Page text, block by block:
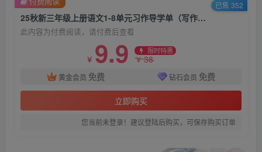
25秋新三年级上册语文1-8单元习作导学单（写作框架及范文）
此内容为付费阅读，请付费后查看
￥ 9.9 限时特惠
￥38
黄金会员 免费 钻石会员 免费
立即购买
您当前未登录！建议登陆后购买，可保存购买订单
已售 352